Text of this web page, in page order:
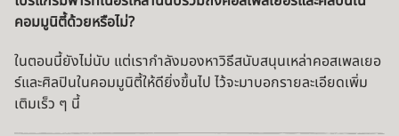
คอมมูนิตี้ด้วยหรือไม่?
ในตอนนี้ยังไม่นับ แต่เรากำลังมองหาวิธีสนับสนุนเหล่าคอสเพลเยอ
ร์และศิลปินในคอมมูนิตี้ให้ดียิ่งขึ้นไป ไว้จะมาบอกรายละเอียดเพิ่ม
เติมเร็ว ๆ นี้